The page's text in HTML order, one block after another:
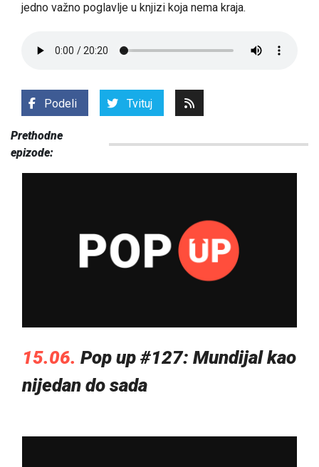
jedno važno poglavlje u knjizi koja nema kraja.
Podeli Tvituj
Prethodne
epizode:
15.06. Pop up #127: Mundijal kao
nijedan do sada